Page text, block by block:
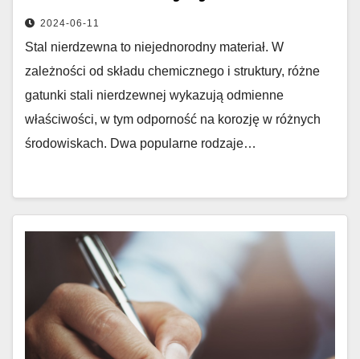
2024-06-11
Stal nierdzewna to niejednorodny materiał. W
zależności od składu chemicznego i struktury, różne
gatunki stali nierdzewnej wykazują odmienne
właściwości, w tym odporność na korozję w różnych
środowiskach. Dwa popularne rodzaje…